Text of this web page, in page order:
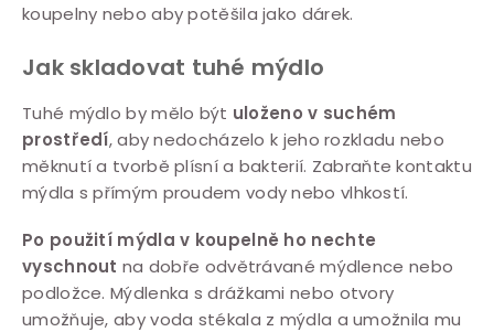
koupelny nebo aby potěšila jako dárek.
Jak skladovat tuhé mýdlo
Tuhé mýdlo by mělo být uloženo v suchém
prostředí, aby nedocházelo k jeho rozkladu nebo
měknutí a tvorbě plísní a bakterií. Zabraňte kontaktu
mýdla s přímým proudem vody nebo vlhkostí.
Po použití mýdla v koupelně ho nechte
vyschnout na dobře odvětrávané mýdlence nebo
podložce. Mýdlenka s drážkami nebo otvory
umožňuje, aby voda stékala z mýdla a umožnila mu